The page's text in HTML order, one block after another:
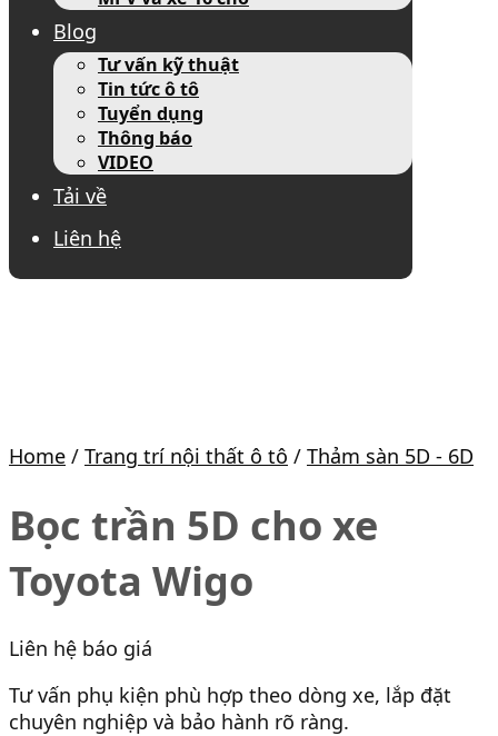
Blog
Tư vấn kỹ thuật
Tin tức ô tô
Tuyển dụng
Thông báo
VIDEO
Tải về
Liên hệ
Home / Trang trí nội thất ô tô / Thảm sàn 5D - 6D
Bọc trần 5D cho xe
Toyota Wigo
Liên hệ báo giá
Tư vấn phụ kiện phù hợp theo dòng xe, lắp đặt
chuyên nghiệp và bảo hành rõ ràng.